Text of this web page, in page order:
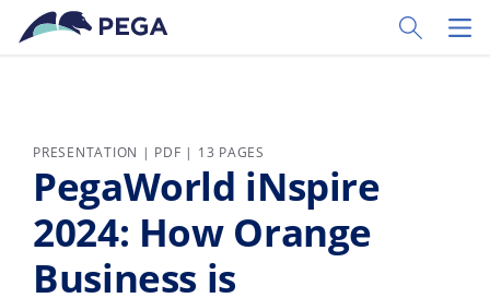
Passer directement au contenu principal
Toggle
PRESENTATION | PDF | 13 PAGES
PegaWorld iNspire
2024: How Orange
Business is